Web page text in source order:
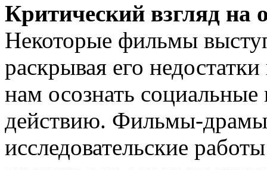
Критический взгляд на
Некоторые фильмы
раскрывая его
нам осознать
действию. Фильмы-
исследовательские